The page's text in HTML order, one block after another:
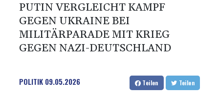
PUTIN VERGLEICHT KAMPF
GEGEN UKRAINE BEI
MILITÄRPARADE MIT KRIEG
GEGEN NAZI-DEUTSCHLAND
POLITIK 09.05.2026 Teilen Teilen